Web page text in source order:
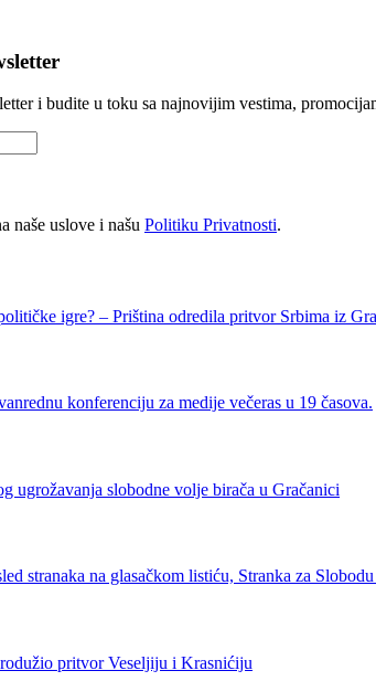
i budite u toku sa najnovijim vestima,
naše uslove i našu Politiku Privatnosti.
igre? – Priština odredila pritvor Srbima iz
konferenciju za medije večeras u 19 časova.
ugrožavanja slobodne volje birača u Gračanici
stranaka na glasačkom listiću, Stranka za
pritvor Veseljiju i Krasnićiju